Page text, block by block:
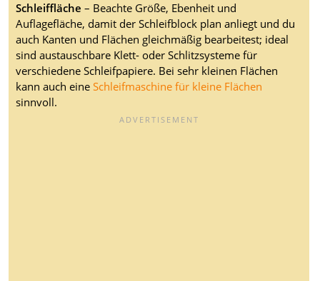
Schleiffläche – Beachte Größe, Ebenheit und
Auflagefläche, damit der Schleifblock plan anliegt und du
auch Kanten und Flächen gleichmäßig bearbeitest; ideal
sind austauschbare Klett- oder Schlitzsysteme für
verschiedene Schleifpapiere. Bei sehr kleinen Flächen
kann auch eineSchleifmaschine für kleine Flächen
sinnvoll.